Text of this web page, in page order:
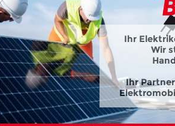
Ihr
Wir
Ihr